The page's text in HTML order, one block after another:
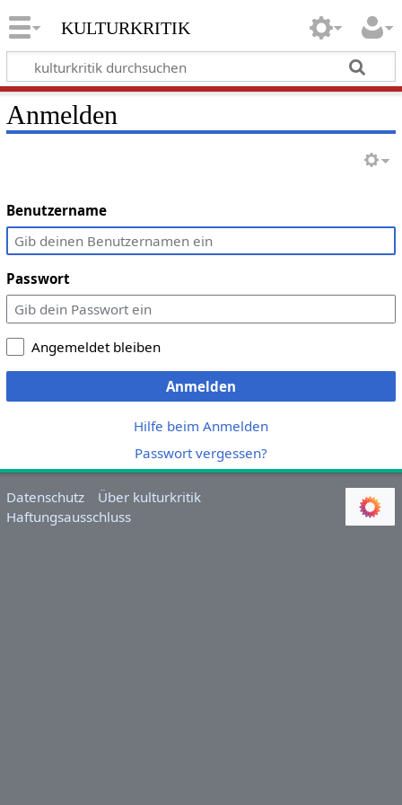
kulturkritik
Anmelden
Benutzername
Passwort
Angemeldet bleiben
Anmelden
Hilfe beim Anmelden
Passwort vergessen?
Datenschutz
Über kulturkritik
Haftungsausschluss